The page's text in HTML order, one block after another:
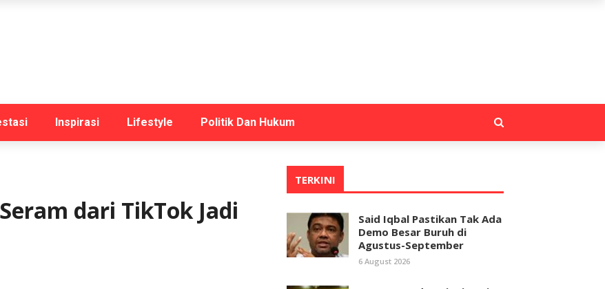
Inspirasi Lifestyle Politik Dan Hukum
dari TikTok Jadi
TERKINI
Said Iqbal Pastikan Tak Ada
Demo Besar Buruh di
Agustus-September
6 August 2026